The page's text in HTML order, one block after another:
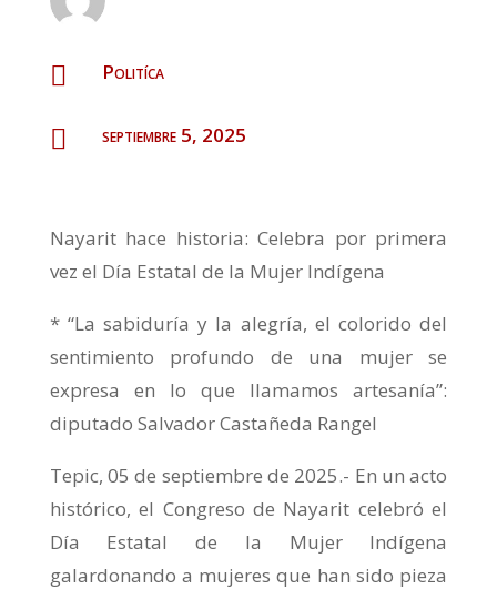
 Politíca
 septiembre 5, 2025
Nayarit hace historia: Celebra por primera
vez el Día Estatal de la Mujer Indígena
* “La sabiduría y la alegría, el colorido del
sentimiento profundo de una mujer se
expresa en lo que llamamos artesanía”:
diputado Salvador Castañeda Rangel
Tepic, 05 de septiembre de 2025.- En un acto
histórico, el Congreso de Nayarit celebró el
Día Estatal de la Mujer Indígena
galardonando a mujeres que han sido pieza